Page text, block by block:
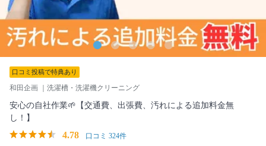
口コミ投稿で特典あり
和田企画 ｜洗濯槽・洗濯機クリーニング
安心の自社作業🌱【交通費、出張費、汚れによる追加料金無
し！】
4.78 口コミ 324件